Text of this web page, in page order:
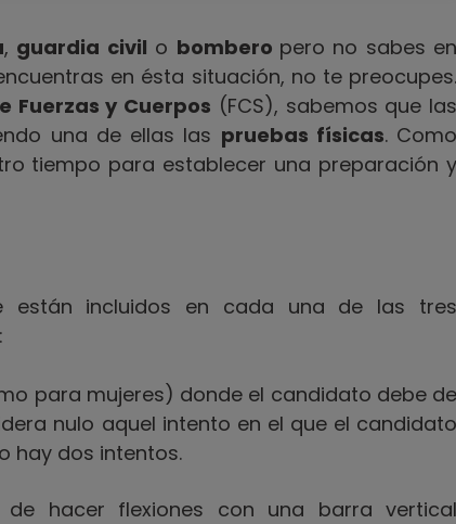
, guardia civil o bombero pero no sabes en
en ésta situación, no te preocupes.
Fuerzas y Cuerpos (FCS), sabemos que las
una de ellas las pruebas físicas. Como
tiempo para establecer una preparación y
están incluidos en cada una de las tres
para mujeres) donde el candidato debe de
nulo aquel intento en el que el candidato
hay dos intentos.
de hacer flexiones con una barra vertical